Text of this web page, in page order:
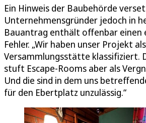
Ein Hinweis der Baubehörde
Unternehmensgründer jedoch in
Bauantrag enthält offenbar einen
Fehler. „Wir haben unser Projekt als
Versammlungsstätte klassifiziert.
stuft Escape-Rooms aber als
Und die sind in dem uns
für den Ebertplatz unzulässig.“